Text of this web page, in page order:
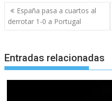
Navegación
de
entradas
España pasa a cuartos al
derrotar 1-0 a Portugal
Entradas relacionadas